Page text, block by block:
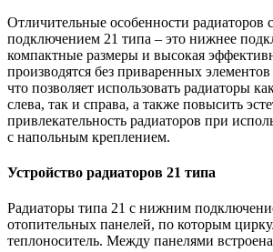
Отличительные особенности
подключением 21 типа – это нижнее
компактные размеры и высокая
производятся без приваренных
что позволяет использовать радиаторы
слева, так и справа, а также повысить
привлекательность радиаторов при
с напольным креплением.
Устройство радиаторов 21 типа
Радиаторы типа 21 с нижним
отопительных панелей, по которым
теплоноситель. Между панелями